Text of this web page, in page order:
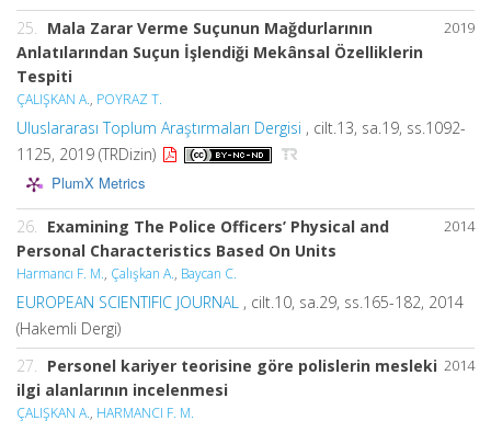
2019
25.
Mala Zarar Verme Suçunun Mağdurlarının
Anlatılarından Suçun İşlendiği Mekânsal Özelliklerin
Tespiti
ÇALIŞKAN A., POYRAZ T.
Uluslararası Toplum Araştırmaları Dergisi , cilt.13, sa.19, ss.1092-
1125, 2019 (TRDizin)
PlumX Metrics
2014
26.
Examining The Police Officers’ Physical and
Personal Characteristics Based On Units
Harmancı F. M., Çalışkan A., Baycan C.
EUROPEAN SCIENTIFIC JOURNAL , cilt.10, sa.29, ss.165-182, 2014
(Hakemli Dergi)
2014
27.
Personel kariyer teorisine göre polislerin mesleki
ilgi alanlarının incelenmesi
ÇALIŞKAN A., HARMANCI F. M.